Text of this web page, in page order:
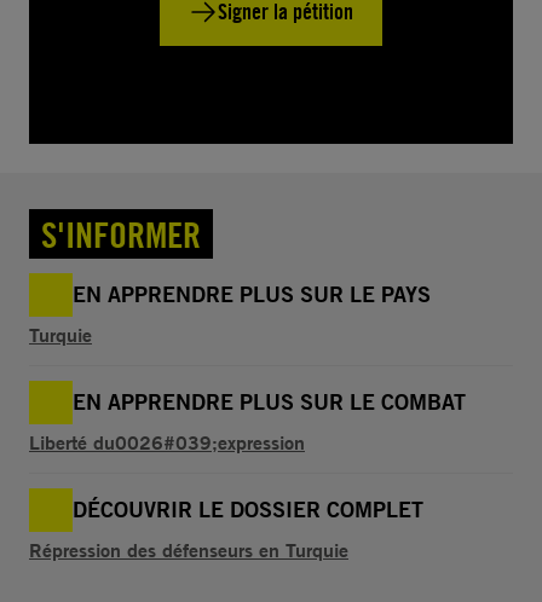
Signer la pétition
S'INFORMER
EN APPRENDRE PLUS SUR LE PAYS
Turquie
EN APPRENDRE PLUS SUR LE COMBAT
Liberté du0026#039;expression
DÉCOUVRIR LE DOSSIER COMPLET
Répression des défenseurs en Turquie